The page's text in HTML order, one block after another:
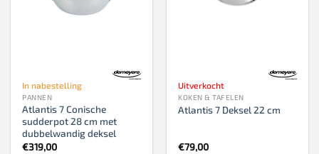
In nabestelling
PANNEN
Atlantis 7 Conische
sudderpot 28 cm met
dubbelwandig deksel
€319,00
Uitverkocht
KOKEN & TAFELEN
Atlantis 7 Deksel 22 cm
€79,00